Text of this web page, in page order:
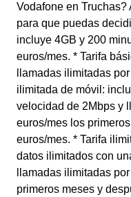
Vodafone en
para que puedas
incluye 4GB y 200
euros/mes. * Tarifa
llamadas ilimitadas
ilimitada de móvil:
velocidad de 2Mbps y
euros/mes los
euros/mes. * Tarifa
datos ilimitados con
llamadas ilimitadas
primeros meses y